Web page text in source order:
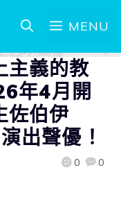
MENU
主義的教
年4月開
佐伯伊
出聲優！
0 0